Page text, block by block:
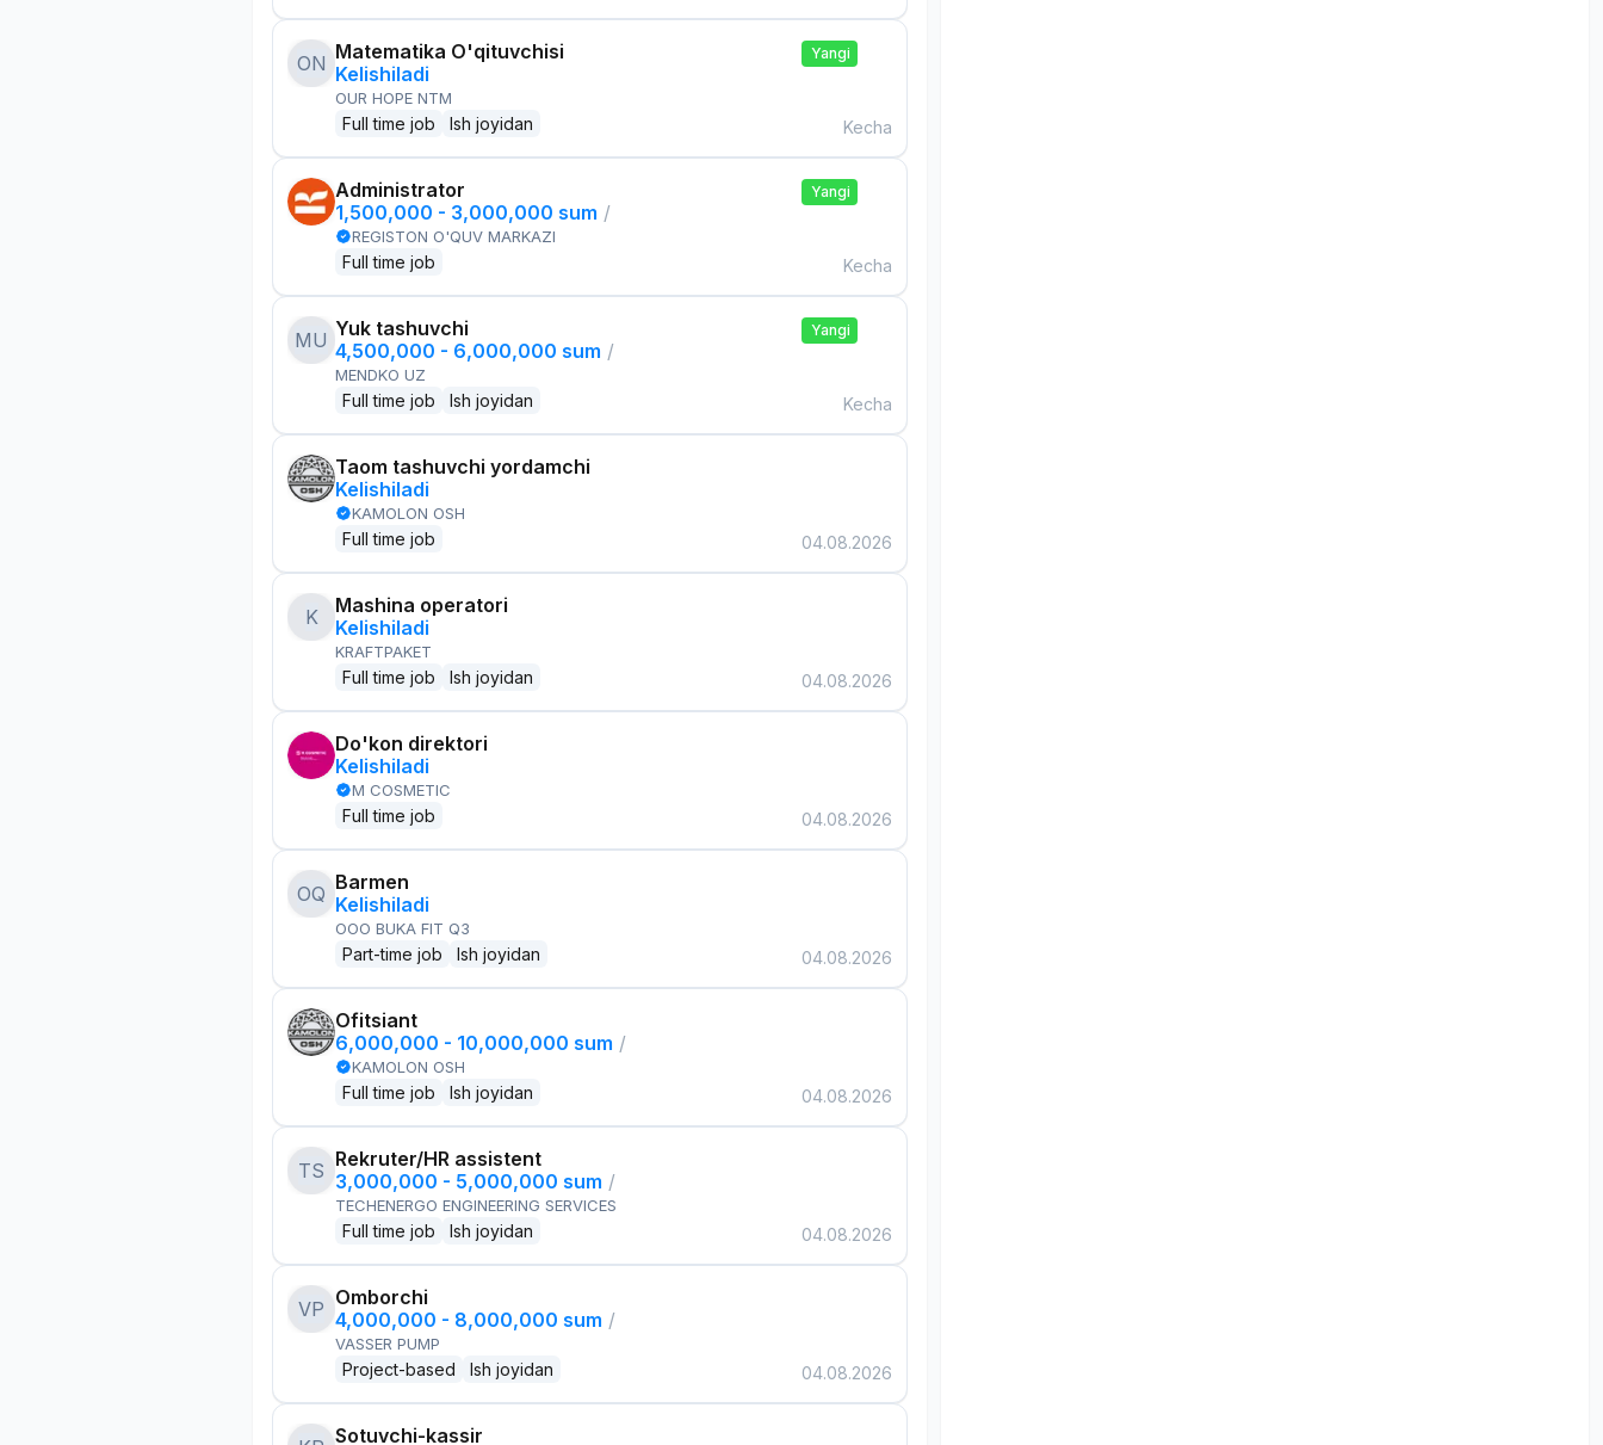
ON Matematika O'qituvchisi
Kelishiladi
OUR HOPE NTM
Full time job Ish joyidan
Yangi
Kecha
Administrator
1,500,000 - 3,000,000 sum /
REGISTON O'QUV MARKAZI
Full time job
Yangi
Kecha
MU Yuk tashuvchi
4,500,000 - 6,000,000 sum /
MENDKO UZ
Full time job Ish joyidan
Yangi
Kecha
Taom tashuvchi yordamchi
Kelishiladi
KAMOLON OSH
Full time job 04.08.2026
K
Mashina operatori
Kelishiladi
KRAFTPAKET
Full time job Ish joyidan 04.08.2026
Do'kon direktori
Kelishiladi
M COSMETIC
Full time job 04.08.2026
OQ Barmen
Kelishiladi
OOO BUKA FIT Q3
Part-time job Ish joyidan 04.08.2026
Ofitsiant
6,000,000 - 10,000,000 sum /
KAMOLON OSH
Full time job Ish joyidan 04.08.2026
TS Rekruter/HR assistent
3,000,000 - 5,000,000 sum /
TECHENERGO ENGINEERING SERVICES
Full time job Ish joyidan 04.08.2026
VP Omborchi
4,000,000 - 8,000,000 sum /
VASSER PUMP
Project-based Ish joyidan 04.08.2026
Sotuvchi-kassir